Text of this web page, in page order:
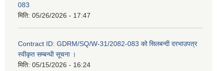
083
मिति: 05/26/2026 - 17:47
Contract ID: GDRM/SQ/W-31/2082-083 को सिलबन्दी दरभाउपत्र
स्वीकृत सम्बन्धी सूचना ।
मिति: 05/15/2026 - 16:24